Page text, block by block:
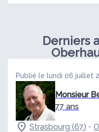
Derniers
Publié le lundi 06 juillet
Monsieur
77 ans
Strasbourg (67) -